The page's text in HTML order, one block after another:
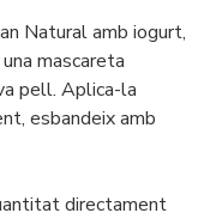
Natural amb iogurt,
mascareta
pell. Aplica-la
esbandeix amb
directament